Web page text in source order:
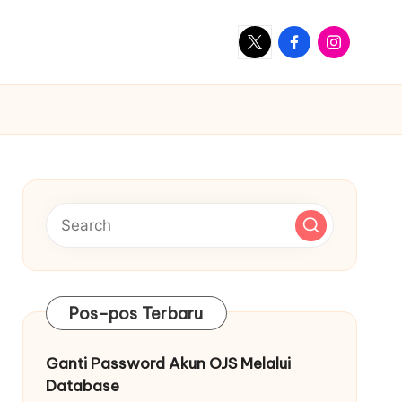
X FacebookInstagram
Pos-pos Terbaru
Ganti Password Akun OJS Melalui
Database